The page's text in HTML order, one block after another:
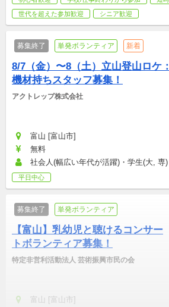
世代を超えた参加歓迎
シニア歓迎
募集終了 単発ボランティア 新着
8/7（金）〜8（土）立山登山ロケ：
機材持ちスタッフ募集！
アクトレップ株式会社
富山 [富山市]
無料
社会人(幅広い年代が活躍)・学生(大, 専)
平日中心
募集終了 単発ボランティア
【富山】乳幼児と聴けるコンサー
トボランティア募集！
特定非営利活動法人 芸術振興市民の会
富山 [富山市]